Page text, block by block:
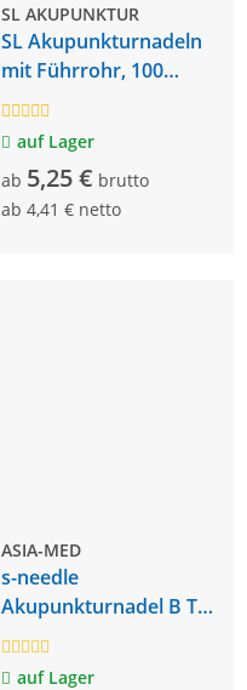
SL AKUPUNKTUR
SL Akupunkturnadeln
mit Führrohr, 100
Stück, steril
auf Lager
ab 5,25 € brutto
ab 4,41 € netto
ASIA-MED
s-needle
Akupunkturnadel B Typ
ohne Führrohr
auf Lager